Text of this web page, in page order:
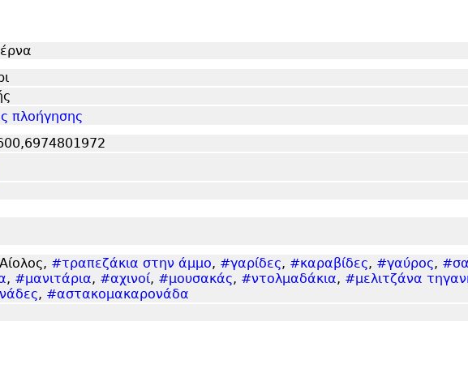
πλοήγησης
#τραπεζάκια στην άμμο, #γαρίδες, #καραβίδες, #γαύρος,
, #μανιτάρια, #αχινοί, #μουσακάς, #ντολμαδάκια, #μελιτζάνα
, #αστακομακαρονάδα